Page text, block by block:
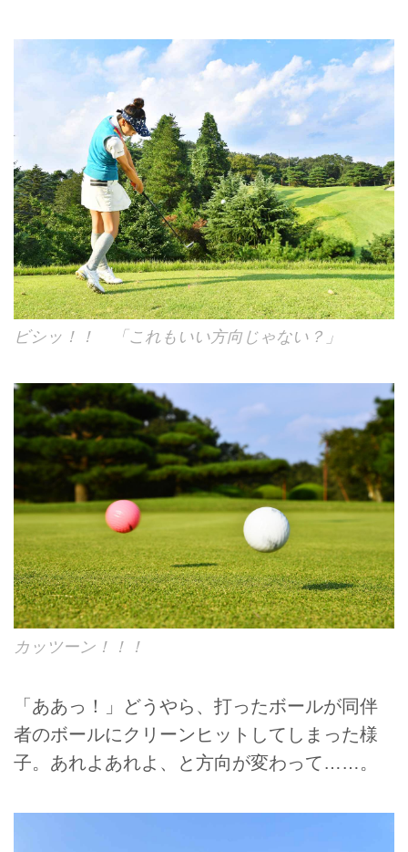
ビシッ！！ 「これもいい方向じゃない？」
カッツーン！！！
「ああっ！」どうやら、打ったボールが同伴
者のボールにクリーンヒットしてしまった様
子。あれよあれよ、と方向が変わって……。